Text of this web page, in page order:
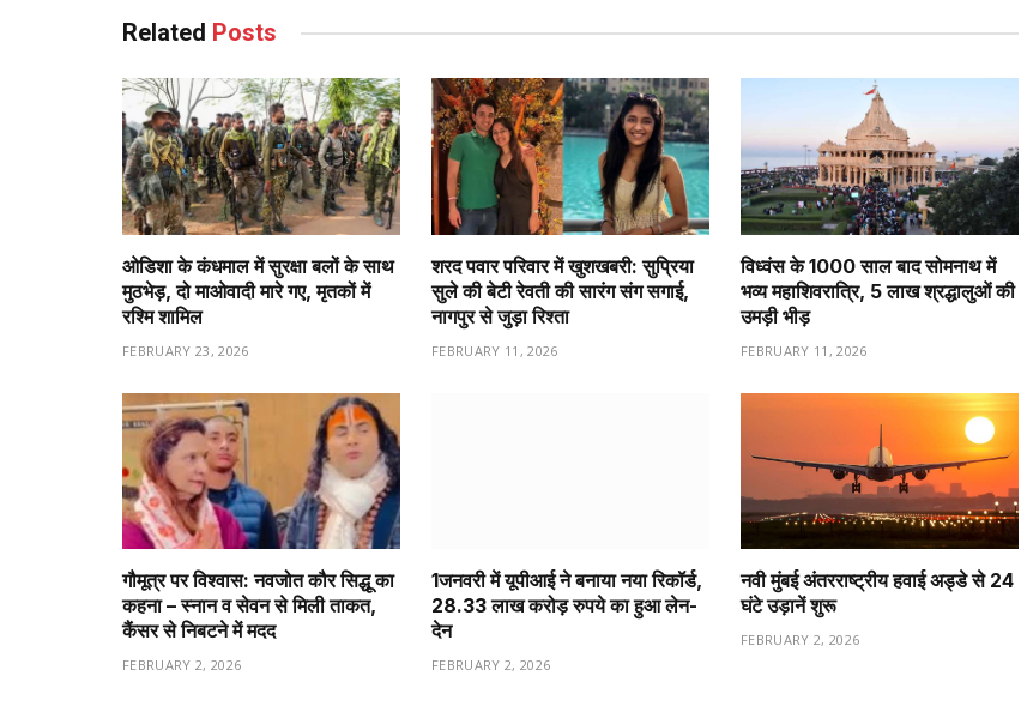
Related Posts
ओडिशा के कंधमाल में सुरक्षा बलों के साथ
मुठभेड़, दो माओवादी मारे गए, मृतकों में
रश्मि शामिल
FEBRUARY 23, 2026
शरद पवार परिवार में खुशखबरी: सुप्रिया
सुले की बेटी रेवती की सारंग संग सगाई,
नागपुर से जुड़ा रिश्ता
FEBRUARY 11, 2026
विध्वंस के 1000 साल बाद सोमनाथ में
भव्य महाशिवरात्रि, 5 लाख श्रद्धालुओं की
उमड़ी भीड़
FEBRUARY 11, 2026
गौमूत्र पर विश्वास: नवजोत कौर सिद्धू का
कहना – स्नान व सेवन से मिली ताकत,
कैंसर से निबटने में मदद
FEBRUARY 2, 2026
1️जनवरी में यूपीआई ने बनाया नया रिकॉर्ड,
28.33 लाख करोड़ रुपये का हुआ लेन-
देन
FEBRUARY 2, 2026
नवी मुंबई अंतरराष्ट्रीय हवाई अड्डे से 24
घंटे उड़ानें शुरू
FEBRUARY 2, 2026